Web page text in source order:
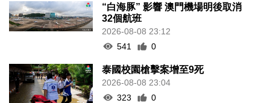
“白海豚” 影響 澳門機場明後取消
32個航班
2026-08-08 23:12
541
0
泰國校園槍擊案增至9死
2026-08-08 23:04
323
0